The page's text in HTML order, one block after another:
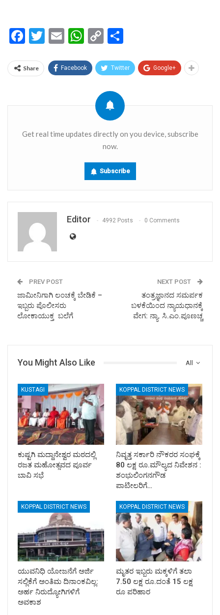
Facebook
Twitter
EmailWhatsApp
Copy
Share Facebook Twitter Google+
Get real time updates directly on you device, subscribe
now.
Subscribe
Editor 4992 Posts 0 Comments
PREV POST
ಜಾಮೀನಿಗಾಗಿ ಲಂಚಕ್ಕೆ ಬೇಡಿಕೆ –
ಇಬ್ಬರು ಪೊಲೀಸರು
ಲೋಕಾಯುಕ್ತ ಬಲೆಗೆ
NEXT POST
ತಂತ್ರಜ್ಞಾನದ ಸಮರ್ಪಕ
ಬಳಕೆಯಿಂದ ನ್ಯಾಯಧಾನಕ್ಕೆ
ವೇಗ: ನ್ಯಾ. ಸಿ.ಎಂ.ಪೂಣಚ್ಚ
All
You Might Also Like
KUSTAGI
ಕುಷ್ಟಗಿ ಮದ್ದಾನೇಶ್ವರ ಮಠದಲ್ಲಿ
ರಜತ ಮಹೋತ್ಸವದ ಪೂರ್ವ
ಬಾವಿ ಸಭೆ
KOPPAL DISTRICT NEWS
ನಿವೃತ್ತ ಸರ್ಕಾರಿ ನೌಕರರ ಸಂಘಕ್ಕೆ
80 ಲಕ್ಷ ರೂ.ಮೌಲ್ಯದ ನಿವೇಶನ :
ಶಂಭುಲಿಂಗನಗೌಡ
ಪಾಟೀಲರಿಗೆ…
KOPPAL DISTRICT NEWS
ಯುವನಿಧಿ ಯೋಜನೆಗೆ ಅರ್ಜಿ
ಸಲ್ಲಿಕೆಗೆ ಅಂತಿಮ ದಿನಾಂಕವಿಲ್ಲ:
ಅರ್ಹ ನಿರುದ್ಯೋಗಿಗಳಿಗೆ
ಅವಕಾಶ
KOPPAL DISTRICT NEWS
ಮೃತರ ಇಬ್ಬರು ಮಕ್ಕಳಿಗೆ ತಲಾ
7.50 ಲಕ್ಷ ರೂ.ದಂತೆ 15 ಲಕ್ಷ
ರೂ ಪರಿಹಾರ